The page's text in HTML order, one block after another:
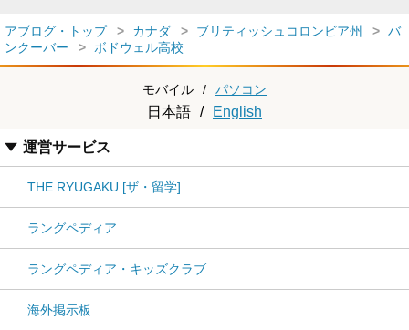
アブログ・トップ カナダ ブリティッシュコロンビア州
バ
ンクーバー
ボドウェル高校
モバイル / パソコン
日本語 / English
運営サービス
THE RYUGAKU [ザ・留学]
ラングペディア
ラングペディア・キッズクラブ
海外掲示板